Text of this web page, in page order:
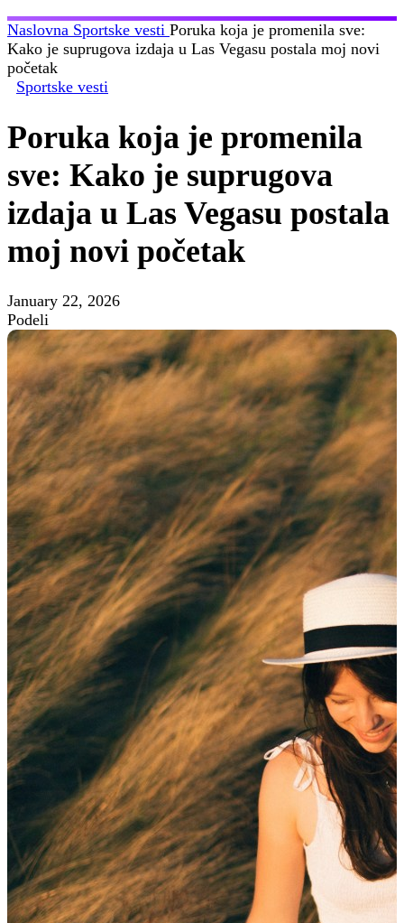
Naslovna Sportske vesti Poruka koja je promenila sve:
Kako je suprugova izdaja u Las Vegasu postala moj novi
početak
Sportske vesti
Poruka koja je promenila
sve: Kako je suprugova
izdaja u Las Vegasu postala
moj novi početak
January 22, 2026
Podeli